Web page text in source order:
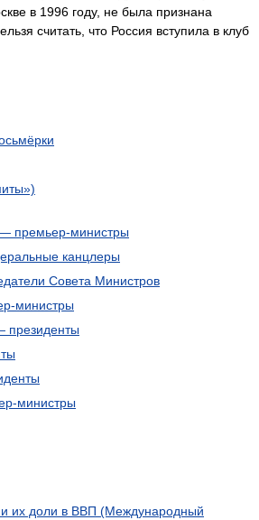
в 1996 году, не была признана
считать, что Россия вступила в клуб
премьер-министры
канцлеры
Совета Министров
министры
президенты
министры
их доли в ВВП (Международный